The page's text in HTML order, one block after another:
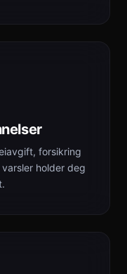
forsikring
holder deg